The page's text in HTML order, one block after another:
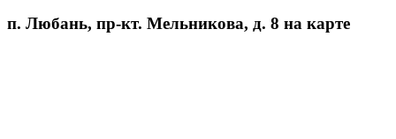
п. Любань, пр-кт. Мельникова, д. 8 на карте